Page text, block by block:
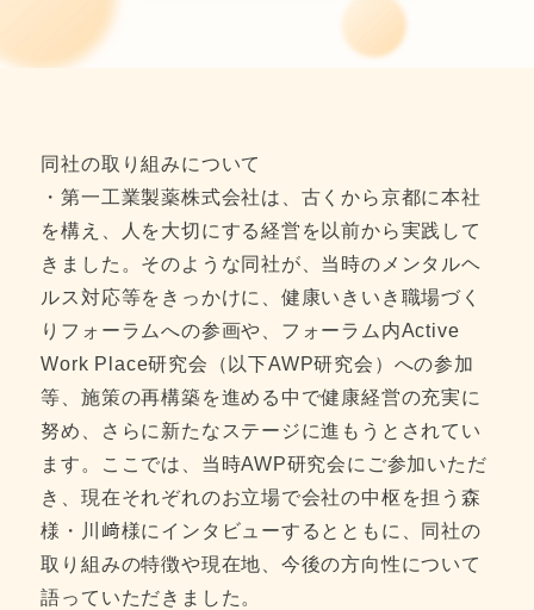
同社の取り組みについて
・第一工業製薬株式会社は、古くから京都に本社
を構え、人を大切にする経営を以前から実践して
きました。そのような同社が、当時のメンタルヘ
ルス対応等をきっかけに、健康いきいき職場づく
りフォーラムへの参画や、フォーラム内Active
Work Place研究会（以下AWP研究会）への参加
等、施策の再構築を進める中で健康経営の充実に
努め、さらに新たなステージに進もうとされてい
ます。ここでは、当時AWP研究会にご参加いただ
き、現在それぞれのお立場で会社の中枢を担う森
様・川﨑様にインタビューするとともに、同社の
取り組みの特徴や現在地、今後の方向性について
語っていただきました。